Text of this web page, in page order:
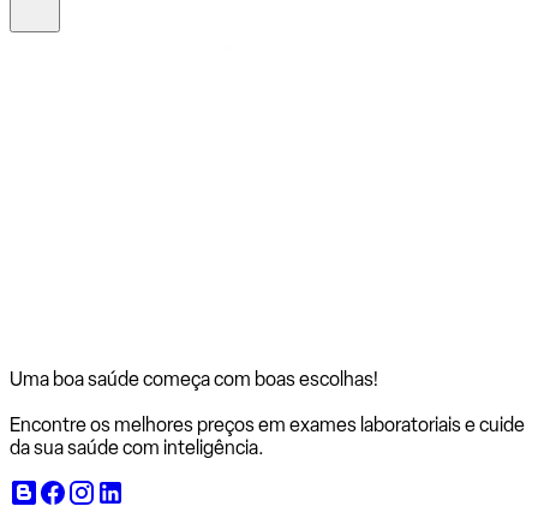
Uma boa saúde começa com boas escolhas!
Encontre os melhores preços em exames laboratoriais e cuide
da sua saúde com inteligência.